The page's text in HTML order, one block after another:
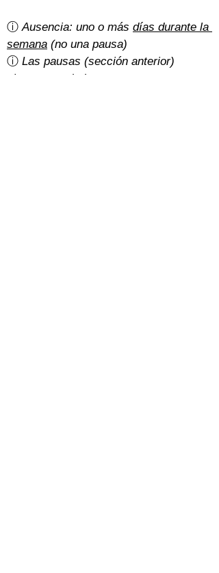
ⓘ Ausencia: uno o más días durante la
semana (no una pausa)
ⓘ Las pausas (sección anterior)
siempre se deducen o posponen